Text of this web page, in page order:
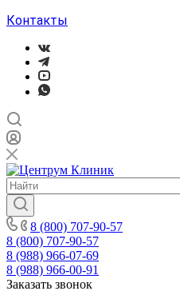
Контакты
8 (800) 707-90-57
8 (800) 707-90-57
8 (988) 966-07-69
8 (988) 966-00-91
Заказать звонок